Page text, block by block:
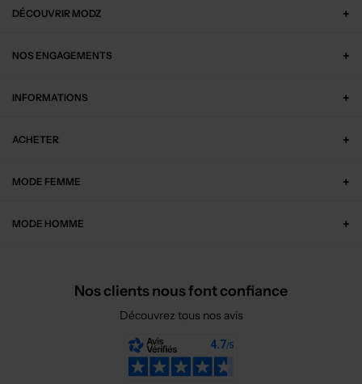
DÉCOUVRIR MODZ
NOS ENGAGEMENTS
INFORMATIONS
ACHETER
MODE FEMME
MODE HOMME
Nos clients nous font confiance
Découvrez tous nos avis